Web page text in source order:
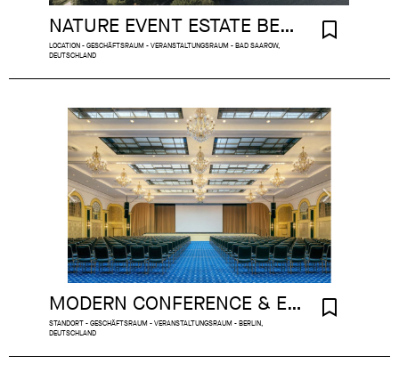
NATURE EVENT ESTATE BERLIN AREA
LOCATION - GESCHÄFTSRAUM - VERANSTALTUNGSRAUM - BAD SAAROW,
DEUTSCHLAND
MODERN CONFERENCE & EVENT BERLIN
STANDORT - GESCHÄFTSRAUM - VERANSTALTUNGSRAUM - BERLIN,
DEUTSCHLAND